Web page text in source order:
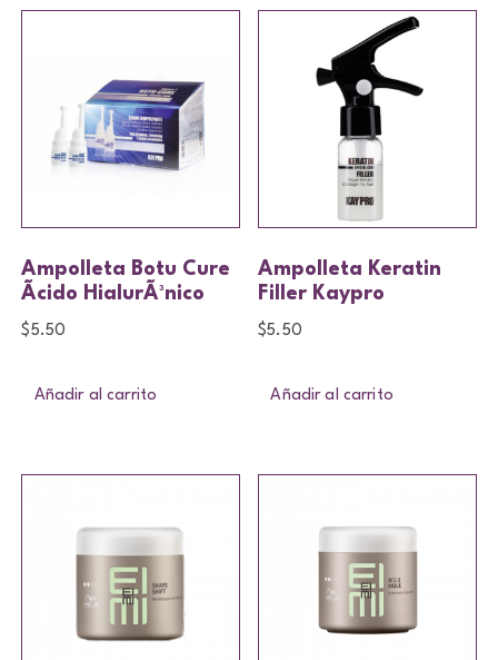
Ampolleta Botu Cure
Ãcido HialurÃ³nico
$5.50
Añadir al carrito
Ampolleta Keratin
Filler Kaypro
$5.50
Añadir al carrito